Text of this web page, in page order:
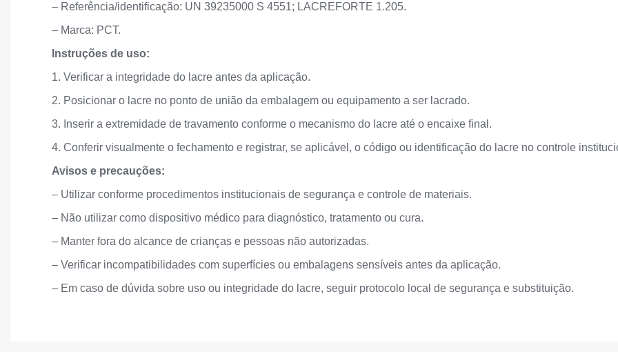
– Referência/identificação: UN 39235000 S 4551; LACREFORTE 1.205.
– Marca: PCT.
Instruções de uso:
1. Verificar a integridade do lacre antes da aplicação.
2. Posicionar o lacre no ponto de união da embalagem ou equipamento a ser lacrado.
3. Inserir a extremidade de travamento conforme o mecanismo do lacre até o encaixe final.
4. Conferir visualmente o fechamento e registrar, se aplicável, o código ou identificação do lacre no controle
Avisos e precauções:
– Utilizar conforme procedimentos institucionais de segurança e controle de materiais.
– Não utilizar como dispositivo médico para diagnóstico, tratamento ou cura.
– Manter fora do alcance de crianças e pessoas não autorizadas.
– Verificar incompatibilidades com superfícies ou embalagens sensíveis antes da aplicação.
– Em caso de dúvida sobre uso ou integridade do lacre, seguir protocolo local de segurança e substituição.